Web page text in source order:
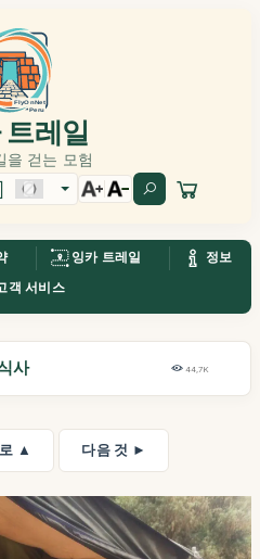
트레일
을 걷는 모험
잉카 트레일
정보
객 서비스
사 44,7K
▲ 다음 것 ►